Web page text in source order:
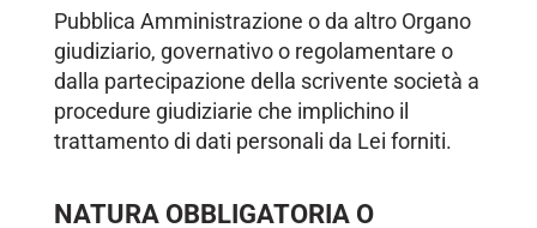
Pubblica Amministrazione o da altro Organo
giudiziario, governativo o regolamentare o
dalla partecipazione della scrivente società a
procedure giudiziarie che implichino il
trattamento di dati personali da Lei forniti.
NATURA OBBLIGATORIA O